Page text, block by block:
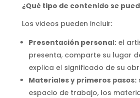
¿Qué tipo de contenido se
Los videos pueden incluir:
Presentación personal:el
presenta, comparte su lugar
explica el significado de su
Materiales y primeros pasos:
espacio de trabajo, los